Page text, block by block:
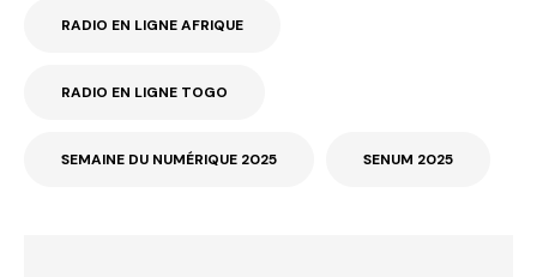
RADIO EN LIGNE AFRIQUE
RADIO EN LIGNE TOGO
SEMAINE DU NUMÉRIQUE 2025 SENUM 2025